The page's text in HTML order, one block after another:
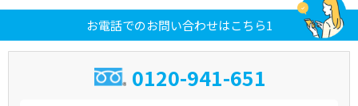
お電話でのお問い合わせはこちら1
0120-941-651